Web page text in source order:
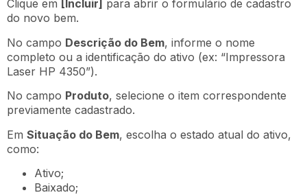
Clique em [Incluir] para abrir o formulário de cadastro
do novo bem.
No campo Descrição do Bem, informe o nome
completo ou a identificação do ativo (ex: “Impressora
Laser HP 4350”).
No campo Produto, selecione o item correspondente
previamente cadastrado.
Em Situação do Bem, escolha o estado atual do ativo,
como:
Ativo;
Baixado;